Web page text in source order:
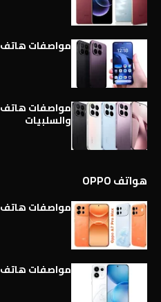
مواصفات هاتف Xiaomi 17T Pro كاملة
والسلبيات
هواتف OPPO
مواصفات هاتف Oppo A7 Pro Max كاملة
مواصفات هاتف Oppo Reno 16 Pro 5G كاملة